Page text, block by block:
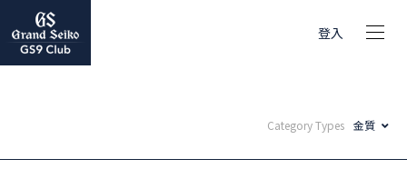
登入
Category Types 金質